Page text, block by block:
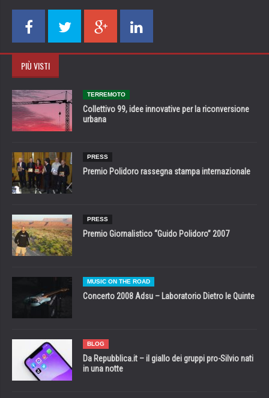
PIÙ VISTI
TERREMOTO
Collettivo 99, idee innovative per la riconversione
urbana
PRESS
Premio Polidoro rassegna stampa internazionale
PRESS
Premio Giornalistico “Guido Polidoro” 2007
MUSIC ON THE ROAD
Concerto 2008 Adsu – Laboratorio Dietro le Quinte
BLOG
Da Repubblica.it – il giallo dei gruppi pro-Silvio nati
in una notte